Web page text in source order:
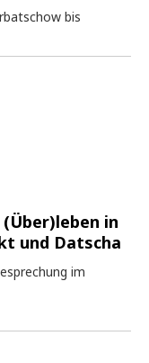
bis
in
und Datscha
im